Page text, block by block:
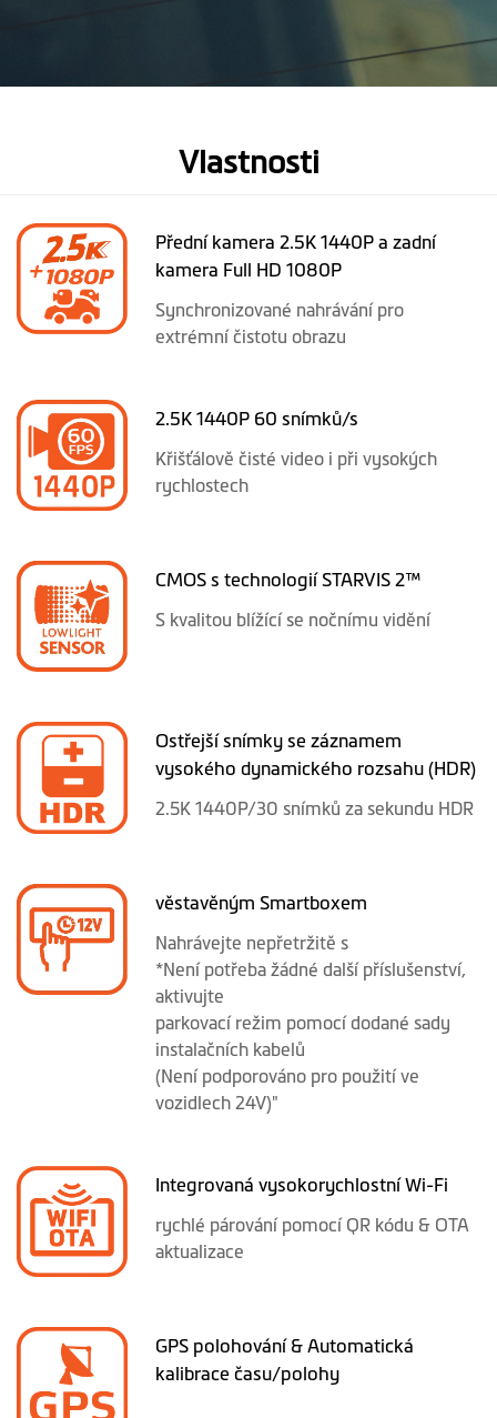
Vlastnosti
Přední kamera 2.5K 1440P a zadní
kamera Full HD 1080P
Synchronizované nahrávání pro
extrémní čistotu obrazu
2.5K 1440P 60 snímků/s
Křišťálově čisté video i při vysokých
rychlostech
CMOS s technologií STARVIS 2™
S kvalitou blížící se nočnímu vidění
Ostřejší snímky se záznamem
vysokého dynamického rozsahu (HDR)
2.5K 1440P/30 snímků za sekundu HDR
věstavěným Smartboxem
Nahrávejte nepřetržitě s
*Není potřeba žádné další příslušenství,
aktivujte
parkovací režim pomocí dodané sady
instalačních kabelů
(Není podporováno pro použití ve
vozidlech 24V)"
Integrovaná vysokorychlostní Wi-Fi
rychlé párování pomocí QR kódu & OTA
aktualizace
GPS polohování & Automatická
kalibrace času/polohy